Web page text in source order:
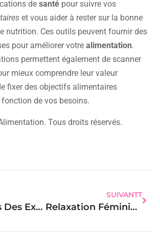
de santé pour suivre vos
et vous aider à rester sur la bonne
nutrition. Ces outils peuvent fournir des
pour améliorer votre alimentation.
permettent également de scanner
mieux comprendre leur valeur
fixer des objectifs alimentaires
de vos besoins.
Tous droits réservés.
Les Secrets Des Exercices Pour Un Sommeil Réparateur Chez Les Femmes
SUIVANTT
Relaxation Féminine : Découvrez Des Astuces Surprenantes Et Efficaces